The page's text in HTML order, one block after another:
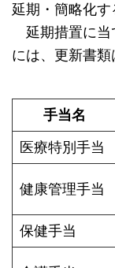
延期・簡略化
延期措置に当
には、更新書類
手当名
医療特別手当
健康管理手当
保健手当